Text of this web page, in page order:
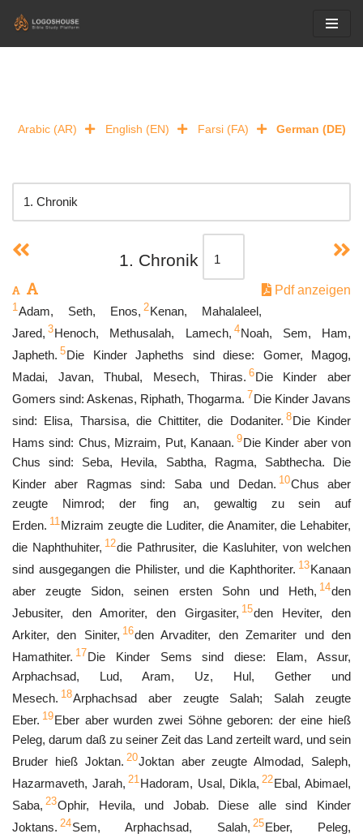
Arabic (AR) English (EN) Farsi (FA) German (DE)
1. Chronik
Pdf anzeigen
1Adam, Seth, Enos, 2Kenan, Mahalaleel,
Jared, 3Henoch, Methusalah, Lamech, 4Noah, Sem, Ham,
Japheth. 5Die Kinder Japheths sind diese: Gomer, Magog,
Madai, Javan, Thubal, Mesech, Thiras. 6Die Kinder aber
Gomers sind: Askenas, Riphath, Thogarma. 7Die Kinder Javans
sind: Elisa, Tharsisa, die Chittiter, die Dodaniter. 8Die Kinder
Hams sind: Chus, Mizraim, Put, Kanaan. 9Die Kinder aber von
Chus sind: Seba, Hevila, Sabtha, Ragma, Sabthecha. Die
Kinder aber Ragmas sind: Saba und Dedan. 10Chus aber
zeugte Nimrod; der fing an, gewaltig zu sein auf
Erden. 11Mizraim zeugte die Luditer, die Anamiter, die Lehabiter,
die Naphthuhiter, 12die Pathrusiter, die Kasluhiter, von welchen
sind ausgegangen die Philister, und die Kaphthoriter. 13Kanaan
aber zeugte Sidon, seinen ersten Sohn und Heth, 14den
Jebusiter, den Amoriter, den Girgasiter, 15den Heviter, den
Arkiter, den Siniter, 16den Arvaditer, den Zemariter und den
Hamathiter. 17Die Kinder Sems sind diese: Elam, Assur,
Arphachsad, Lud, Aram, Uz, Hul, Gether und
Mesech. 18Arphachsad aber zeugte Salah; Salah zeugte
Eber. 19Eber aber wurden zwei Söhne geboren: der eine hieß
Peleg, darum daß zu seiner Zeit das Land zerteilt ward, und sein
Bruder hieß Joktan. 20Joktan aber zeugte Almodad, Saleph,
Hazarmaveth, Jarah, 21Hadoram, Usal, Dikla, 22Ebal, Abimael,
Saba, 23Ophir, Hevila, und Jobab. Diese alle sind Kinder
Joktans. 24Sem, Arphachsad, Salah, 25Eber, Peleg,